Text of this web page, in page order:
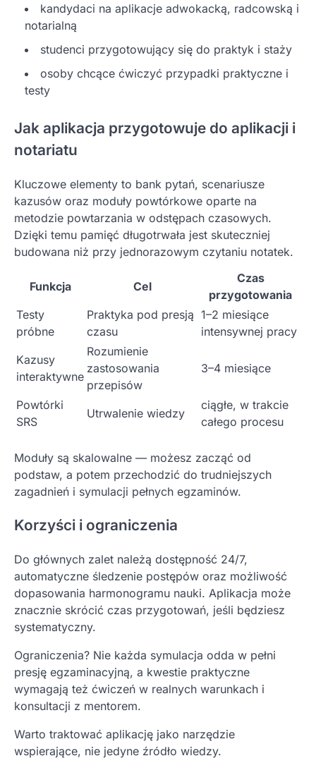
kandydaci na aplikacje adwokacką, radcowską i
notarialną
studenci przygotowujący się do praktyk i staży
osoby chcące ćwiczyć przypadki praktyczne i
testy
Jak aplikacja przygotowuje do aplikacji i
notariatu
Kluczowe elementy to bank pytań, scenariusze
kazusów oraz moduły powtórkowe oparte na
metodzie powtarzania w odstępach czasowych.
Dzięki temu pamięć długotrwała jest skuteczniej
budowana niż przy jednorazowym czytaniu notatek.
Funkcja Cel
Czas
przygotowania
Testy
próbne
Praktyka pod presją
czasu
1–2 miesiące
intensywnej pracy
Kazusy
interaktywne
Rozumienie
zastosowania
przepisów
3–4 miesiące
Powtórki
SRS
Utrwalenie wiedzy
ciągłe, w trakcie
całego procesu
Moduły są skalowalne — możesz zacząć od
podstaw, a potem przechodzić do trudniejszych
zagadnień i symulacji pełnych egzaminów.
Korzyści i ograniczenia
Do głównych zalet należą dostępność 24/7,
automatyczne śledzenie postępów oraz możliwość
dopasowania harmonogramu nauki. Aplikacja może
znacznie skrócić czas przygotowań, jeśli będziesz
systematyczny.
Ograniczenia? Nie każda symulacja odda w pełni
presję egzaminacyjną, a kwestie praktyczne
wymagają też ćwiczeń w realnych warunkach i
konsultacji z mentorem.
Warto traktować aplikację jako narzędzie
wspierające, nie jedyne źródło wiedzy.